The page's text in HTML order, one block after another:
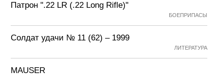
Патрон ".22 LR (.22 Long Rifle)"
БОЕПРИПАСЫ
Солдат удачи № 11 (62) – 1999
ЛИТЕРАТУРА
MAUSER